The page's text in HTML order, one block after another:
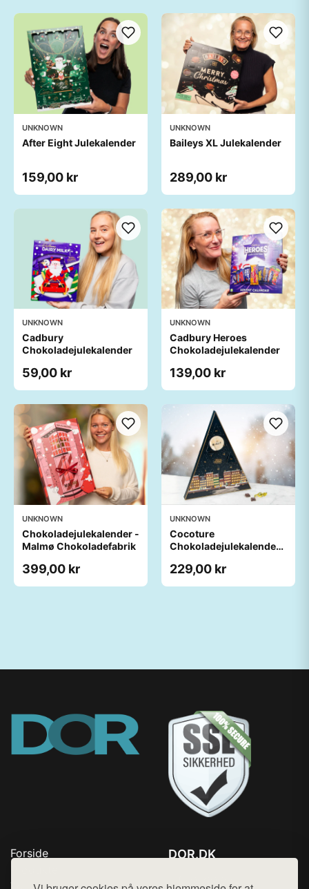
UNKNOWN
After Eight Julekalender
159,00 kr
UNKNOWN
Baileys XL Julekalender
289,00 kr
UNKNOWN
Cadbury
Chokoladejulekalender
59,00 kr
UNKNOWN
Cadbury Heroes
Chokoladejulekalender
139,00 kr
UNKNOWN
Chokoladejulekalender -
Malmø Chokoladefabrik
399,00 kr
UNKNOWN
Cocoture
Chokoladejulekalender -
229,00 kr
Forside
Top Rabatter
DOR.DK